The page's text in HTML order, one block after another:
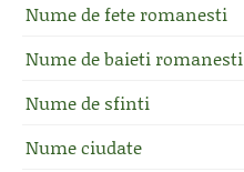
Nume de fete romanesti
Nume de baieti romanesti
Nume de sfinti
Nume ciudate